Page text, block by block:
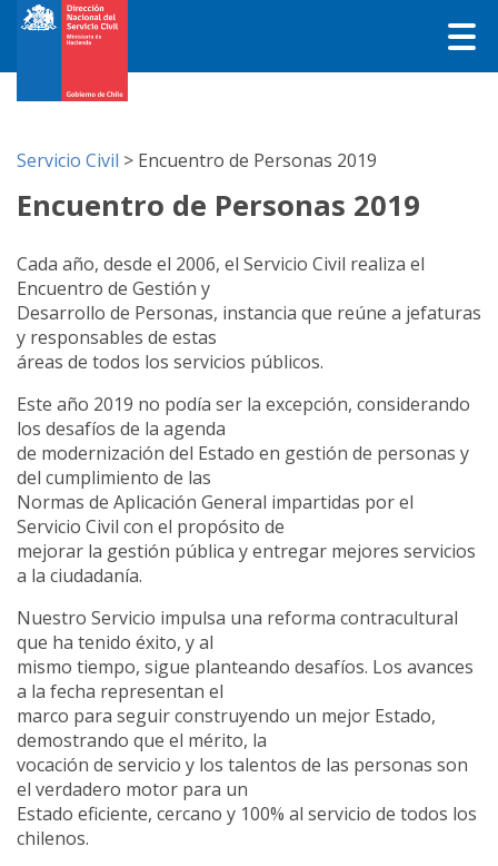
Servicio Civil > Encuentro de Personas 2019
Encuentro de Personas 2019
Cada año, desde el 2006, el Servicio Civil realiza el
Encuentro de Gestión y
Desarrollo de Personas, instancia que reúne a jefaturas
y responsables de estas
áreas de todos los servicios públicos.
Este año 2019 no podía ser la excepción, considerando
los desafíos de la agenda
de modernización del Estado en gestión de personas y
del cumplimiento de las
Normas de Aplicación General impartidas por el
Servicio Civil con el propósito de
mejorar la gestión pública y entregar mejores servicios
a la ciudadanía.
Nuestro Servicio impulsa una reforma contracultural
que ha tenido éxito, y al
mismo tiempo, sigue planteando desafíos. Los avances
a la fecha representan el
marco para seguir construyendo un mejor Estado,
demostrando que el mérito, la
vocación de servicio y los talentos de las personas son
el verdadero motor para un
Estado eficiente, cercano y 100% al servicio de todos los
chilenos.